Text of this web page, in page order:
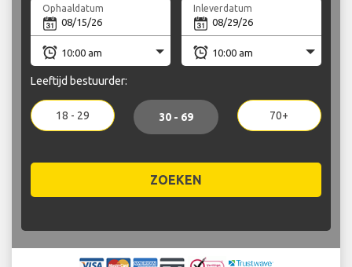
Ophaaldatum Inleverdatum
Leeftijd bestuurder:
18 - 29 30 - 69 70+
ZOEKEN